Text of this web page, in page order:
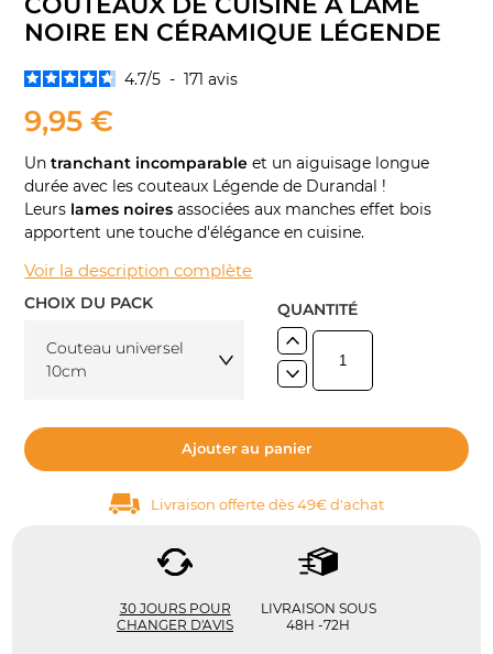
NOIRE EN CÉRAMIQUE LÉGENDE
4.7/5 - 171avis
9,95 €
Untranchant incomparable et un aiguisage longue
durée avec les couteaux Légende de Durandal !
Leurs lames noires associées aux manches effet bois
apportent une touche d'élégance en cuisine.
Voir la description complète
CHOIX DU PACK
Couteau universel
10cm
QUANTITÉ
Ajouter au panier
Livraison offerte dès 49€ d'achat
30 JOURS POUR
CHANGER D'AVIS
LIVRAISON SOUS
48H -72H